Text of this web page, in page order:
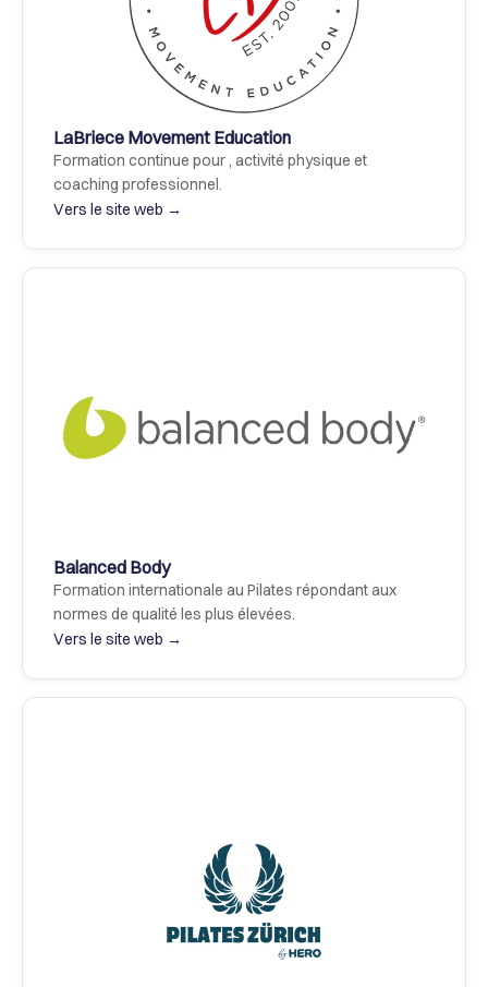
LaBriece Movement Education
Formation continue pour , activité physique et
coaching professionnel.
Vers le site web →
Balanced Body
Formation internationale au Pilates répondant aux
normes de qualité les plus élevées.
Vers le site web →